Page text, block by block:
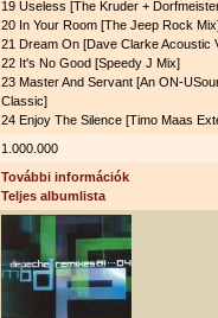
19 Useless [The Kruder +
20 In Your Room [The Jeep Rock
21 Dream On [Dave Clarke Acoustic
22 It's No Good [Speedy J Mix]
23 Master And Servant [An ON-
Classic]
24 Enjoy The Silence [Timo Maas
1.000.000
További információk
Teljes albumlista